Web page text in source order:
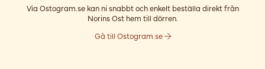
Via Ostogram.se kan ni snabbt och enkelt beställa direkt från
Norins Ost hem till dörren.
Gå till Ostogram.se